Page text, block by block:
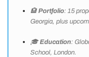
🏨Portfolio: 15
Georgia, plus
🎓Education:
School, London.